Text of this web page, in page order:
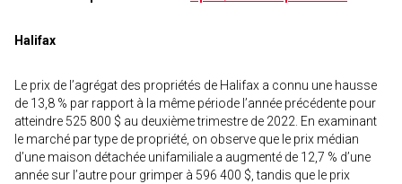
Halifax
Le prix de l’agrégat des propriétés de Halifax a connu une hausse
de 13,8 % par rapport à la même période l’année précédente pour
atteindre 525 800 $ au deuxième trimestre de 2022. En examinant
le marché par type de propriété, on observe que le prix médian
d’une maison détachée unifamiliale a augmenté de 12,7 % d’une
année sur l’autre pour grimper à 596 400 $, tandis que le prix